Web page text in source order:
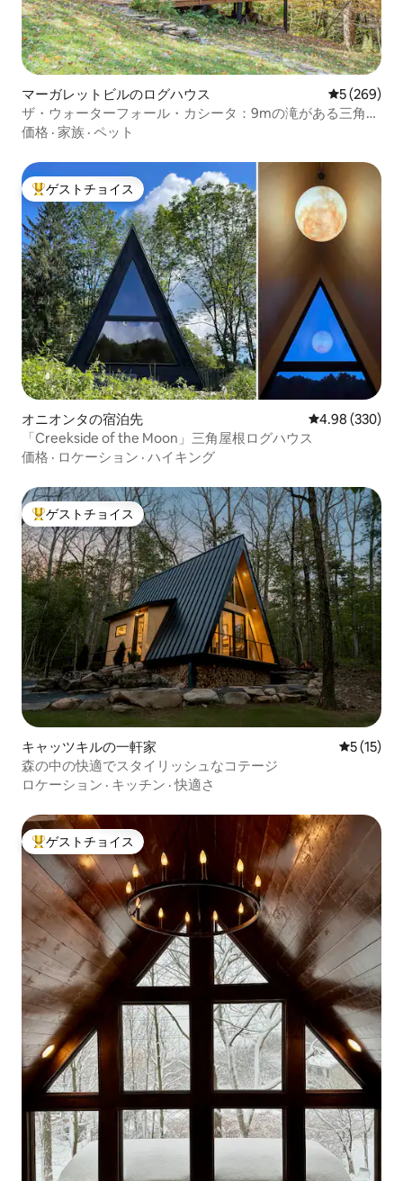
マーガレットビルのログハウス レビュー
5 (269)
ザ・ウォーターフォール・カシータ：9mの滝がある三角屋
根のログハウス
価格 · 家族 · ペット
大好評のゲストチョイスです。
ゲストチョイス
オニオンタの宿泊先 レビュー330
4.98 (330)
「Creekside of the Moon」三角屋根ログハウス
価格 · ロケーション · ハイキング
大好評のゲストチョイスです。
ゲストチョイス
キャッツキルの一軒家 レビュー
5 (15)
森の中の快適でスタイリッシュなコテージ
ロケーション · キッチン ·快適さ
大好評のゲストチョイスです。
ゲストチョイス